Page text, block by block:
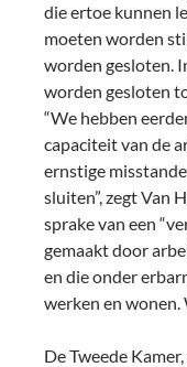
die ertoe kunnen
moeten worden
worden gesloten.
worden gesloten
“We hebben
capaciteit van de
ernstige
sluiten”, zegt Van
sprake van een
gemaakt door
en die onder
werken en wonen.
De Tweede